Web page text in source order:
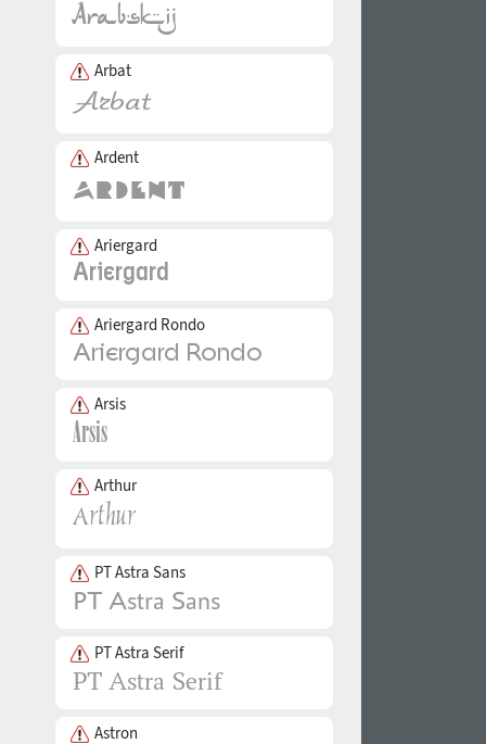
Arbat
Ardent
Ariergard
Ariergard Rondo
Arsis
Arthur
PT Astra Sans
PT Astra Serif
Astron